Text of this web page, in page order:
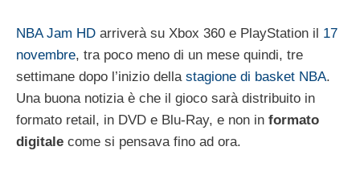
NBA Jam HD arriverà su Xbox 360 e PlayStation il 17
novembre, tra poco meno di un mese quindi, tre
settimane dopo l’inizio della stagione di basket NBA.
Una buona notizia è che il gioco sarà distribuito in
formato retail, in DVD e Blu-Ray, e non in formato
digitale come si pensava fino ad ora.